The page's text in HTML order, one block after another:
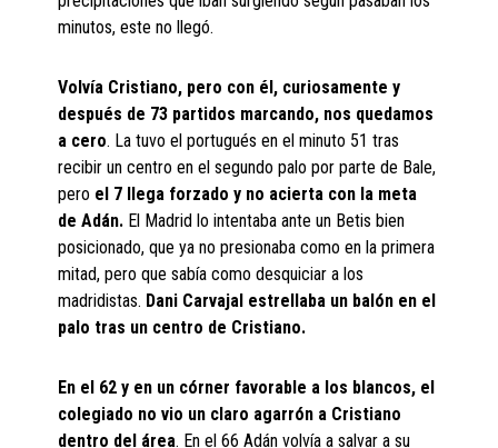
minutos, este no llegó.
Volvía Cristiano, pero con él, curiosamente y
después de 73 partidos marcando, nos quedamos
a cero. La tuvo el portugués en el minuto 51 tras
recibir un centro en el segundo palo por parte de Bale,
pero el 7 llega forzado y no acierta con la meta
de Adán. El Madrid lo intentaba ante un Betis bien
posicionado, que ya no presionaba como en la primera
mitad, pero que sabía como desquiciar a los
madridistas. Dani Carvajal estrellaba un balón en el
palo tras un centro de Cristiano.
En el 62 y en un córner favorable a los blancos, el
colegiado no vio un claro agarrón a Cristiano
dentro del área. En el 66 Adán volvía a salvar a su